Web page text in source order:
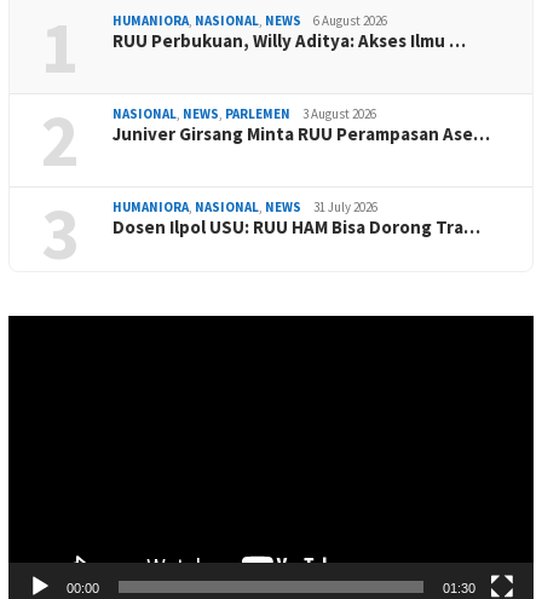
1 HUMANIORA, NASIONAL, NEWS 6 August 2026
RUU Perbukuan, Willy Aditya: Akses Ilmu …
2 NASIONAL, NEWS, PARLEMEN 3 August 2026
Juniver Girsang Minta RUU Perampasan Ase…
3 HUMANIORA, NASIONAL, NEWS 31 July 2026
Dosen Ilpol USU: RUU HAM Bisa Dorong Tra…
00:00 01:30